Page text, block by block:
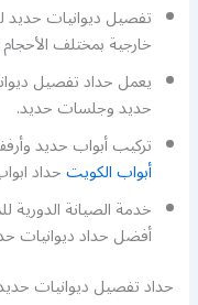
تفصيل ديوانيات حديد
خارجية بمختلف
يعمل حداد تفصيل
حديد وجلسات حديد.
تركيب أبواب حديد
أبواب الكويتحداد
خدمة الصيانة الدورية
أفضل حداد ديوانيات
حداد تفصيل ديوانيات